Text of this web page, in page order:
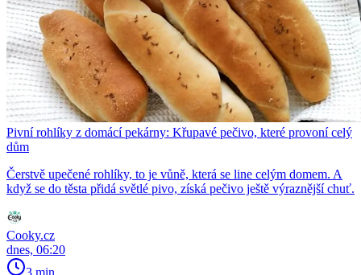
Pivní rohlíky z domácí pekárny: Křupavé pečivo, které provoní celý
dům
Čerstvě upečené rohlíky, to je vůně, která se line celým domem. A
když se do těsta přidá světlé pivo, získá pečivo ještě výraznější chuť.
Cooky.cz
dnes, 06:20
3 min